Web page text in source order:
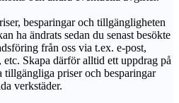
besparingar och tillgängligheten
ha ändrats sedan du senast besökte
från oss via t.ex. e-post,
Skapa därför alltid ett uppdrag på
tillgängliga priser och besparingar
verkstäder.